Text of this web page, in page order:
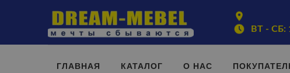
ВТ - СБ:
ГЛАВНАЯ КАТАЛОГ О НАС